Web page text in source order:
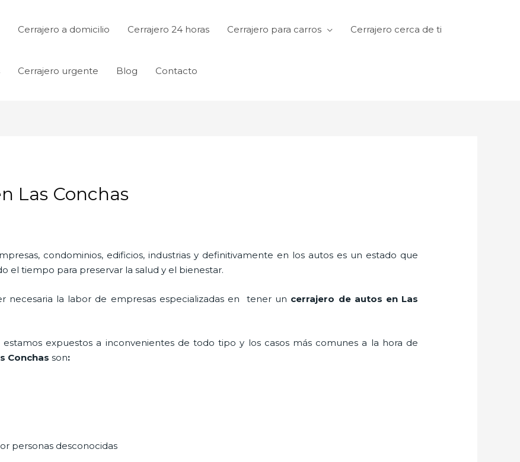
Cerrajero a domicilio Cerrajero 24 horas Cerrajero para carros Cerrajero cerca de ti
Cerrajero urgente Blog Contacto
Las Conchas
condominios, edificios, industrias y definitivamente en los autos es un estado que
el tiempo para preservar la salud y el bienestar.
necesaria la labor de empresas especializadas en tener un cerrajero de autos en Las
expuestos a inconvenientes de todo tipo y los casos más comunes a la hora de
Conchas son:
personas desconocidas